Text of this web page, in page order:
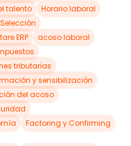
talento
Horario laboral
ERP
acoso laboral
tributarias
y sensibilización
del acoso
Factoring y Confirming